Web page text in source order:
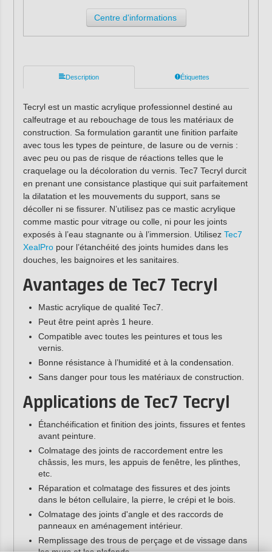
Centre d'informations
Description Étiquettes
Tecryl est un mastic acrylique professionnel destiné au
calfeutrage et au rebouchage de tous les matériaux de
construction. Sa formulation garantit une finition parfaite
avec tous les types de peinture, de lasure ou de vernis :
avec peu ou pas de risque de réactions telles que le
craquelage ou la décoloration du vernis. Tec7 Tecryl durcit
en prenant une consistance plastique qui suit parfaitement
la dilatation et les mouvements du support, sans se
décoller ni se fissurer. N’utilisez pas ce mastic acrylique
comme mastic pour vitrage ou colle, ni pour les joints
exposés à l’eau stagnante ou à l’immersion. Utilisez Tec7
XealPropour l’étanchéité des joints humides dans les
douches, les baignoires et les sanitaires.
Avantages de Tec7 Tecryl
Mastic acrylique de qualité Tec7.
Peut être peint après 1 heure.
Compatible avec toutes les peintures et tous les
vernis.
Bonne résistance à l’humidité et à la condensation.
Sans danger pour tous les matériaux de construction.
Applications de Tec7 Tecryl
Étanchéification et finition des joints, fissures et fentes
avant peinture.
Colmatage des joints de raccordement entre les
châssis, les murs, les appuis de fenêtre, les plinthes,
etc.
Réparation et colmatage des fissures et des joints
dans le béton cellulaire, la pierre, le crépi et le bois.
Colmatage des joints d'angle et des raccords de
panneaux en aménagement intérieur.
Remplissage des trous de perçage et de vissage dans